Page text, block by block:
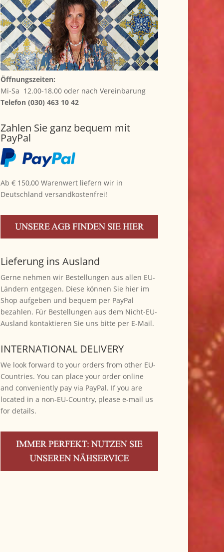
Öffnungszeiten:
Mi-Sa 12.00-18.00 oder nach Vereinbarung
Telefon (030) 463 10 42
Zahlen Sie ganz bequem mit
PayPal
Ab € 150,00 Warenwert liefern wir in
Deutschland versandkostenfrei!
Lieferung ins Ausland
Gerne nehmen wir Bestellungen aus allen EU-
Ländern entgegen. Diese können Sie hier im
Shop aufgeben und bequem per PayPal
bezahlen. Für Bestellungen aus dem Nicht-EU-
Ausland kontaktieren Sie uns bitte per E-Mail.
INTERNATIONAL DELIVERY
We look forward to your orders from other EU-
Countries. You can place your order online
and conveniently pay via PayPal. If you are
located in a non-EU-Country, please e-mail us
for details.